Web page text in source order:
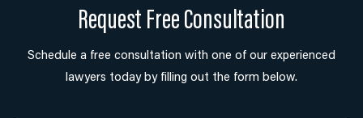
Request Free Consultation
Schedule a free consultation with one of our experienced
lawyers today by filling out the form below.